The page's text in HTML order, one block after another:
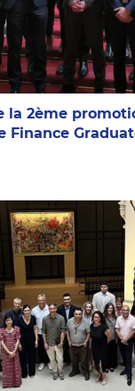
la 2ème
Finance